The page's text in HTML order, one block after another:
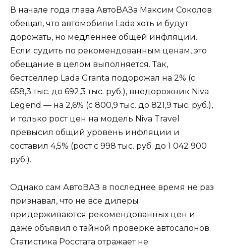
В начале года глава АвтоВАЗа Максим Соколов
обещал, что автомобили Lada хоть и будут
дорожать, но медленнее общей инфляции.
Если судить по рекомендованным ценам, это
обещание в целом выполняется. Так,
бестселлер Lada Granta подорожал на 2% (с
658,3 тыс. до 692,3 тыс. руб.), внедорожник Niva
Legend — на 2,6% (с 800,9 тыс. до 821,9 тыс. руб.),
и только рост цен на модель Niva Travel
превысил общий уровень инфляции и
составил 4,5% (рост с 998 тыс. руб. до 1 042 900
руб.).
Однако сам АвтоВАЗ в последнее время не раз
признавал, что не все дилеры
придерживаются рекомендованных цен и
даже объявил о тайной проверке автосалонов.
Статистика Росстата отражает не